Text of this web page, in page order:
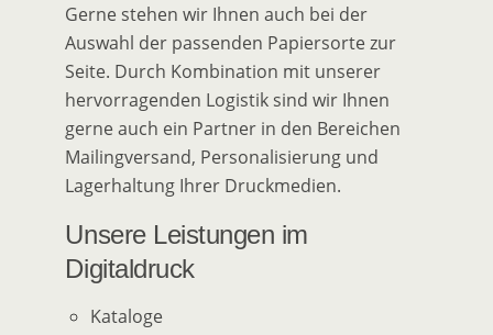
Gerne stehen wir Ihnen auch bei der
Auswahl der passenden Papiersorte zur
Seite. Durch Kombination mit unserer
hervorragenden Logistik sind wir Ihnen
gerne auch ein Partner in den Bereichen
Mailingversand, Personalisierung und
Lagerhaltung Ihrer Druckmedien.
Unsere Leistungen im
Digitaldruck
Kataloge